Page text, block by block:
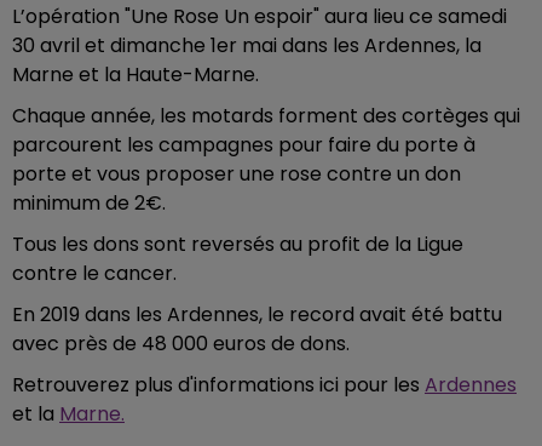
L’opération "Une Rose Un espoir" aura lieu ce samedi
30 avril et dimanche 1er mai dans les Ardennes, la
Marne et la Haute-Marne.
Chaque année, les motards forment des cortèges qui
parcourent les campagnes pour faire du porte à
porte et vous proposer une rose contre un don
minimum de 2€.
Tous les dons sont reversés au profit de la Ligue
contre le cancer.
En 2019 dans les Ardennes, le record avait été battu
avec près de 48 000 euros de dons.
Retrouverez plus d'informations ici pour les Ardennes
et la Marne.